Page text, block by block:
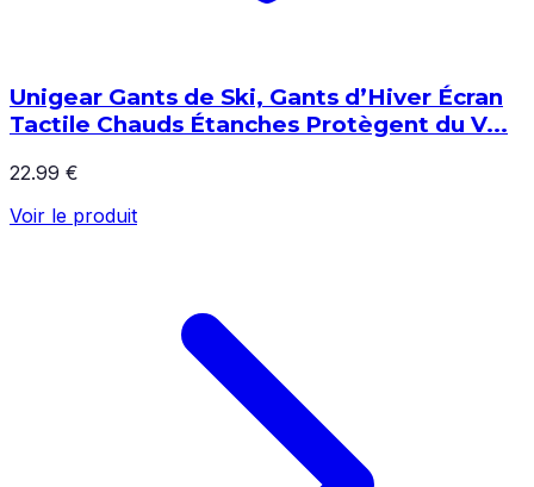
Unigear Gants de Ski, Gants d’Hiver Écran
Tactile Chauds Étanches Protègent du V...
22.99 €
Voir le produit